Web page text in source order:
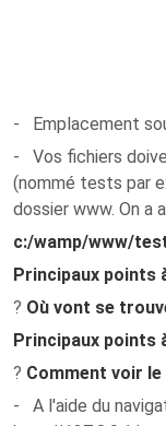
- Emplacement
- Vos fichiers
(nommé tests par
dossier www. On a
c:/wamp/www/
Principaux points
? Où vont se
Principaux points
? Comment voir
- A l'aide du